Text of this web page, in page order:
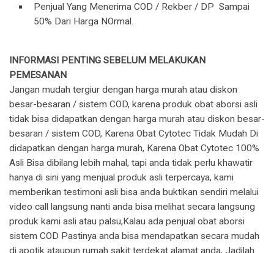
Penjual Yang Menerima COD / Rekber / DP Sampai
50% Dari Harga NOrmal.
INFORMASI PENTING SEBELUM MELAKUKAN
PEMESANAN
Jangan mudah tergiur dengan harga murah atau diskon
besar-besaran / sistem COD, karena produk obat aborsi asli
tidak bisa didapatkan dengan harga murah atau diskon besar-
besaran / sistem COD, Karena Obat Cytotec Tidak Mudah Di
didapatkan dengan harga murah, Karena Obat Cytotec 100%
Asli Bisa dibilang lebih mahal, tapi anda tidak perlu khawatir
hanya di sini yang menjual produk asli terpercaya, kami
memberikan testimoni asli bisa anda buktikan sendiri melalui
video call langsung nanti anda bisa melihat secara langsung
produk kami asli atau palsu,Kalau ada penjual obat aborsi
sistem COD Pastinya anda bisa mendapatkan secara mudah
di apotik ataupun rumah sakit terdekat alamat anda, Jadilah